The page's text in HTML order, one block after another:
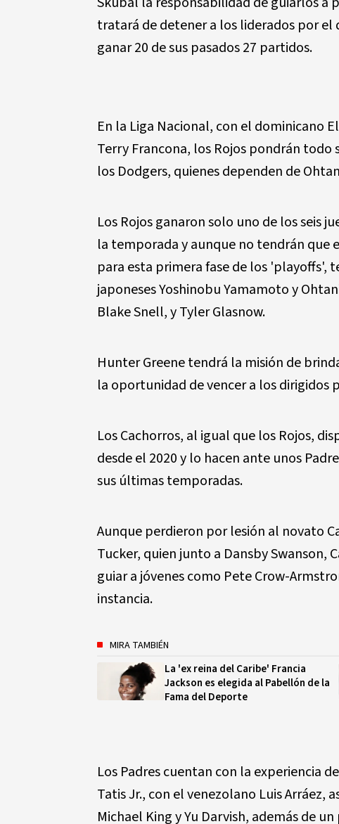
tratará de detener a los liderados por el
ganar 20 de sus pasados 27 partidos.
En la Liga Nacional, con el dominicano
Terry Francona, los Rojos pondrán
los Dodgers, quienes dependen de
Los Rojos ganaron solo uno de los seis
la temporada y aunque no tendrán que
para esta primera fase de los 'playoffs',
japoneses Yoshinobu Yamamoto y
Blake Snell, y Tyler Glasnow.
Hunter Greene tendrá la misión de
la oportunidad de vencer a los dirigidos
Los Cachorros, al igual que los Rojos,
desde el 2020 y lo hacen ante unos
sus últimas temporadas.
Aunque perdieron por lesión al novato
Tucker, quien junto a Dansby Swanson,
guiar a jóvenes como Pete Crow-
instancia.
MIRA TAMBIÉN
La 'ex reina del Caribe' Francia
Jackson es elegida al Pabellón de la
Fama del Deporte
Los Padres cuentan con la experiencia
Tatis Jr., con el venezolano Luis Arráez,
Michael King y Yu Darvish, además de